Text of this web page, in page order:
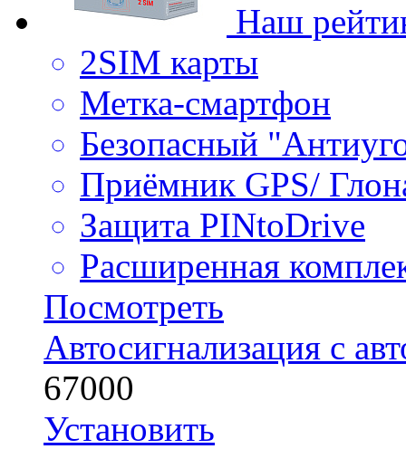
Наш
2SIM карты
Метка-смартфон
Безопасный
Приёмник GPS/
Защита PINtoDrive
Расширенная
Посмотреть
Автосигнализация с
67000
Установить